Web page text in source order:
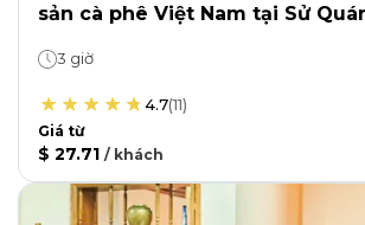
sản cà phê Việt Nam tại Sử
3 giờ
4.7(11)
Giá từ
$ 27.71 / khách